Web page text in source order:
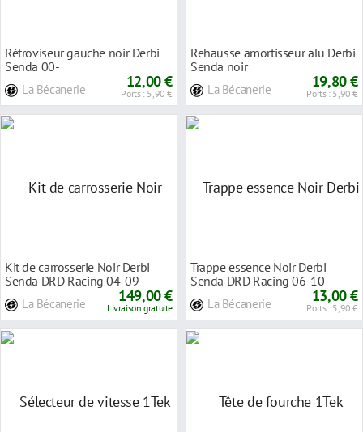
Rétroviseur gauche noir Derbi
Senda 00-
La Bécanerie 12,00 €
Ports : 5,90 €
Rehausse amortisseur alu Derbi
Senda noir
La Bécanerie 19,80 €
Ports : 5,90 €
Kit de carrosserie Noir Derbi
Senda DRD Racing 04-09
La Bécanerie 149,00 €
Livraison gratuite
Trappe essence Noir Derbi
Senda DRD Racing 06-10
La Bécanerie 13,00 €
Ports : 5,90 €